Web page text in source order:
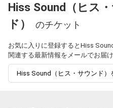
Hiss Sound（ヒス
ド）
のチケット
お気に入りに登録するとHiss
関連する最新情報をメールでお届け
Hiss Sound（ヒス・サウンド）